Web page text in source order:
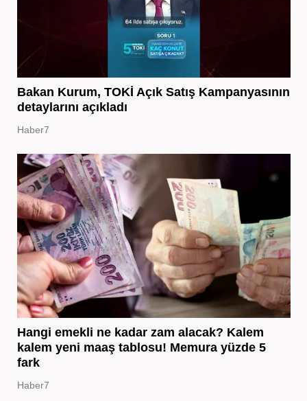
Bakan Kurum, TOKİ Açık Satış Kampanyasının
detaylarını açıkladı
Haber7
Hangi emekli ne kadar zam alacak? Kalem
kalem yeni maaş tablosu! Memura yüzde 5
fark
Haber7